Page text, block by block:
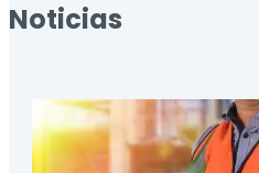
Noticias